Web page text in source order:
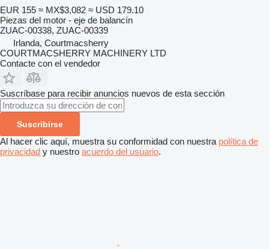
EUR 155 ≈ MX$3,082 ≈ USD 179.10
Piezas del motor - eje de balancín
ZUAC-00338, ZUAC-00339
Irlanda, Courtmacsherry
COURTMACSHERRY MACHINERY LTD
Contacte con el vendedor
Suscríbase para recibir anuncios nuevos de esta sección
Suscribirse
Al hacer clic aquí, muestra su conformidad con nuestra política de
privacidad y nuestro acuerdo del usuario.